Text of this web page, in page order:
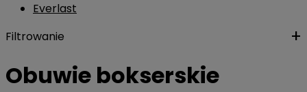
Everlast
Filtrowanie
Obuwie bokserskie